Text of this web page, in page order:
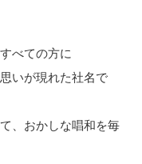
べての方に
いが現れた社名で
、おかしな唱和を毎